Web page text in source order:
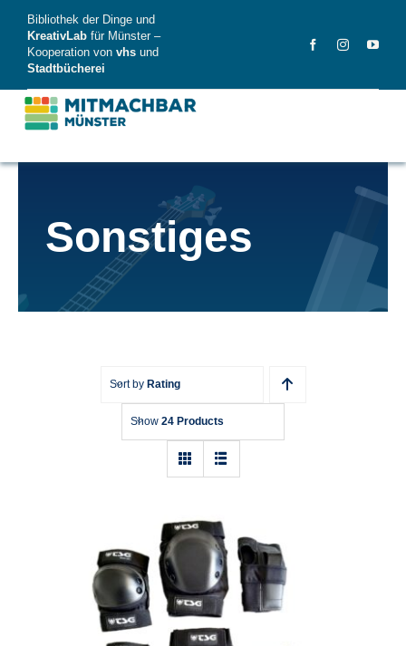
content
Bibliothek der Dinge und
KreativLab für Münster –
Kooperation von vhs und
Stadtbücherei
Dinge
News
Sonstiges
Sort by Rating
Show 24 Products
Schoner TSG Junior Set Größe: One
Size